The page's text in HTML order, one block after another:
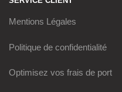
Mentions Légales
Politique de confidentialité
Optimisez vos frais de port